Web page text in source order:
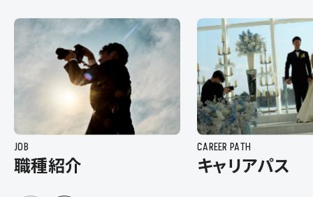
JOB
職種紹介
CAREER PATH
キャリアパス